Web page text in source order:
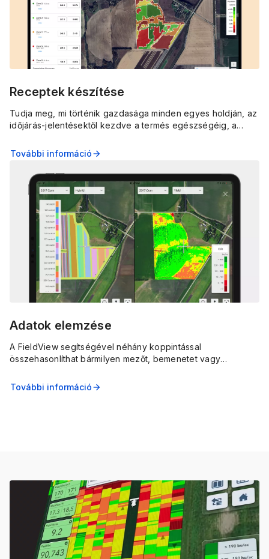
Receptek készítése
Tudja meg, mi történik gazdasága minden egyes holdján, az
időjárás-jelentésektől kezdve a termés egészségéig, a
képeivel.
További információarrow_forward
Adatok elemzése
A FieldView segítségével néhány koppintással
összehasonlíthat bármilyen mezőt, bemenetet vagy
könnyen érthető térképeken és diagramokon.
További információarrow_forward